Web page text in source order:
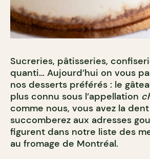
Sucreries, pâtisseries,
quanti… Aujourd’hui on vous
nos desserts préférés : le
plus connu sous l’appellation
comme nous, vous avez la
succomberez aux adresses
figurent dans notre liste des
au fromage de Montréal.